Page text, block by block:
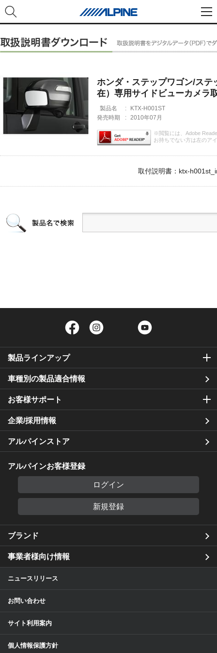
ホンダ・ステップワゴン/ステ
在）専用サイドビューカメラ
製品名 :
KTX-H001ST
発売時期
: 2010年07月
※閲覧には、Adobe
お持ちでない方は左のア
取付説明書：ktx-
Facebook Twitter
製品ラインアップ
車種別の製品適合情報
お客様サポート
企業/採用情報
アルパインストア
アルパインお客様登録
ログイン
新規登録
ブランド
事業者様向け情報
ニュースリリース
お問い合わせ
サイト利用案内
個人情報保護方針